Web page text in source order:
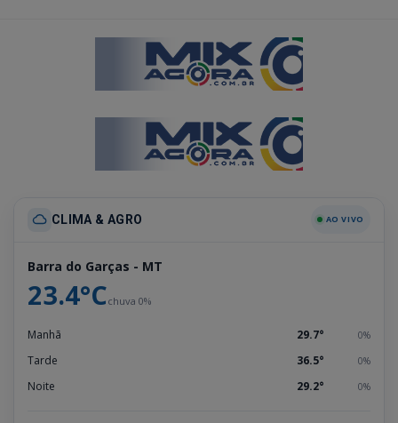
CLIMA & AGRO AO VIVO
Barra do Garças - MT
23.4°Cchuva 0%
Manhã 29.7° 0%
Tarde 36.5° 0%
Noite 29.2° 0%